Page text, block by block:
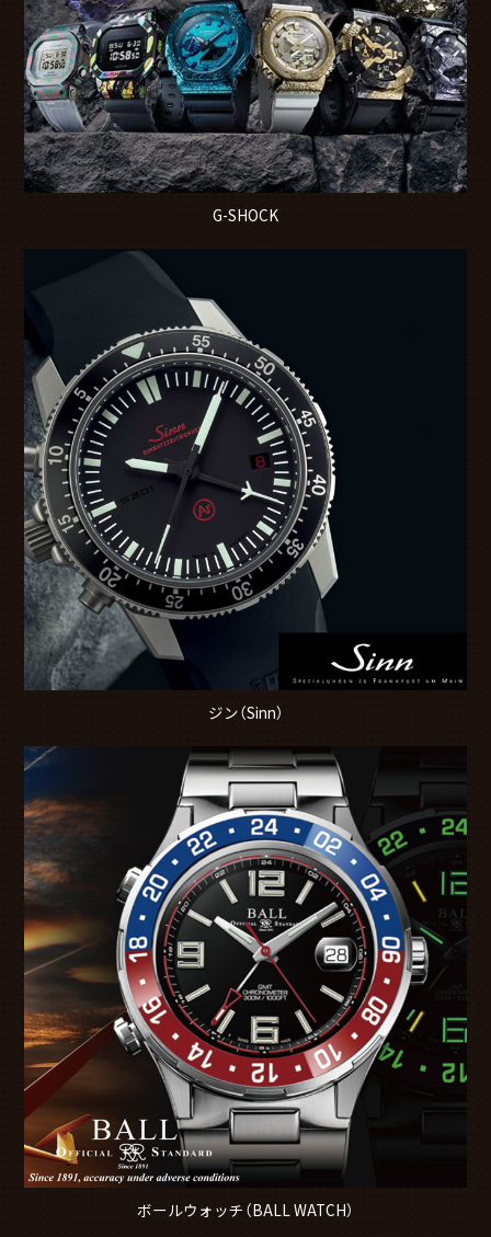
G-SHOCK
ジン（Sinn）
ボールウォッチ（BALL WATCH）